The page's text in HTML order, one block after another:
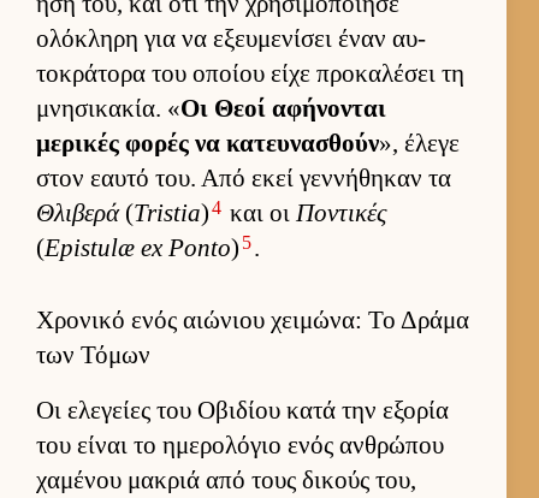
ολόκληρη για να εξευ­μενίσει έναν αυ­
τοκράτορα του οποίου είχε προκαλέσει τη
μνησικακία. «Οι Θεοί αφήνονται
μερικές φορές να κατευ­νασθούν», έλεγε
στον εαυτό του. Από εκεί γεν­νήθηκαν τα
Θλιβερά(Tristia)4 και οι Ποντικές
(Epistulæ ex Ponto) 5.
Χρονικό ενός αιώνιου χειμώνα: Το Δράμα
των Τόμων
Οι ελεγείες του Οβιδίου κατά την εξορία
του εί­ναι το ημερολόγιο ενός αν­θρώπου
χαμένου μακριά από τους δικούς του,